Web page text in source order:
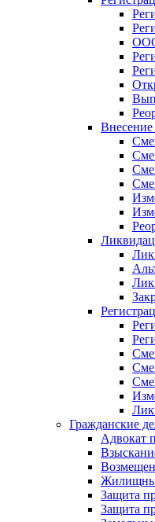
ООО
Гражданские
Адвокат
Защита
Защита